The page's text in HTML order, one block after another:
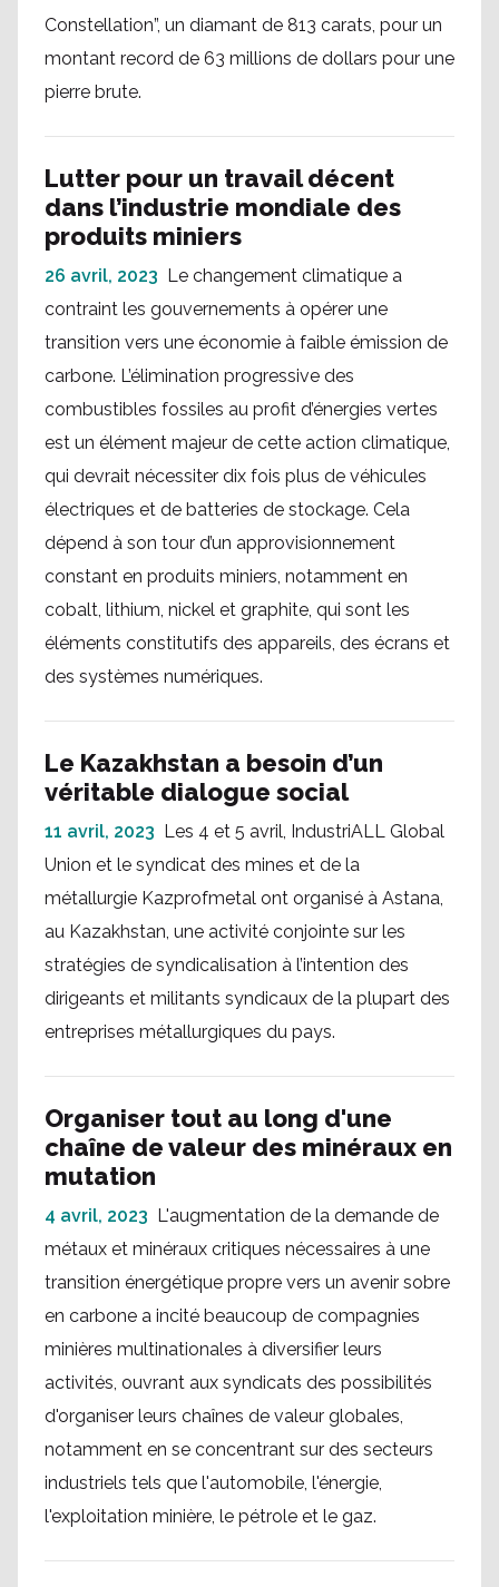
Constellation”, un diamant de 813 carats, pour un
montant record de 63 millions de dollars pour une
pierre brute.
Lutter pour un travail décent
dans l’industrie mondiale des
produits miniers
26 avril, 2023 Le changement climatique a
contraint les gouvernements à opérer une
transition vers une économie à faible émission de
carbone. L’élimination progressive des
combustibles fossiles au profit d’énergies vertes
est un élément majeur de cette action climatique,
qui devrait nécessiter dix fois plus de véhicules
électriques et de batteries de stockage. Cela
dépend à son tour d’un approvisionnement
constant en produits miniers, notamment en
cobalt, lithium, nickel et graphite, qui sont les
éléments constitutifs des appareils, des écrans et
des systèmes numériques.
Le Kazakhstan a besoin d’un
véritable dialogue social
11 avril, 2023 Les 4 et 5 avril, IndustriALL Global
Union et le syndicat des mines et de la
métallurgie Kazprofmetal ont organisé à Astana,
au Kazakhstan, une activité conjointe sur les
stratégies de syndicalisation à l’intention des
dirigeants et militants syndicaux de la plupart des
entreprises métallurgiques du pays.
Organiser tout au long d'une
chaîne de valeur des minéraux en
mutation
4 avril, 2023 L'augmentation de la demande de
métaux et minéraux critiques nécessaires à une
transition énergétique propre vers un avenir sobre
en carbone a incité beaucoup de compagnies
minières multinationales à diversifier leurs
activités, ouvrant aux syndicats des possibilités
d'organiser leurs chaînes de valeur globales,
notamment en se concentrant sur des secteurs
industriels tels que l'automobile, l'énergie,
l'exploitation minière, le pétrole et le gaz.